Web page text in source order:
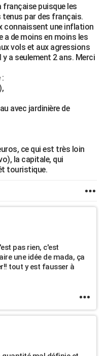
puisque les
par des français.
connaissent une inflation
a de moins en moins les
vols et aux agressions
a seulement 2 ans. Merci
avec jardinière de
ce qui est très loin
la capitale, qui
touristique.
pas rien, c'est
une idée de mada, ça
tout y est fausser à